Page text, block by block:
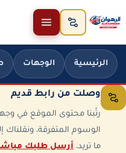
تخطَّ إلى المحتوى
الرئيسية الوجهات
وصلت من رابط قديم
رتّبنا محتوى الموقع في
الوسوم المتفرقة،
ما تريد، أرسل طلبك